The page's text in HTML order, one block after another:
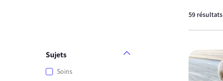
Sujets
Soins
59 résultats